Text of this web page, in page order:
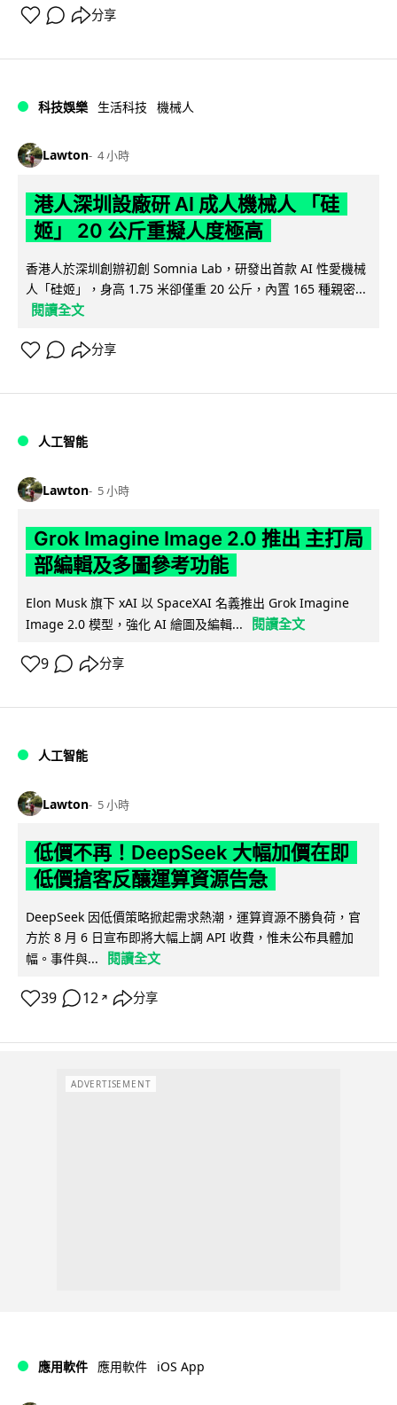
分享
科技娛樂 生活科技 機械人
Lawton 4 小時
港人深圳設廠研 AI 成人機械人 「硅
姬」 20 公斤重擬人度極高
香港人於深圳創辦初創 Somnia Lab，研發出首款 AI 性愛機械
人「硅姬」，身高 1.75 米卻僅重 20 公斤，內置 165 種親密...
閱讀全文
分享
人工智能
Lawton 5 小時
Grok Imagine Image 2.0 推出 主打局
部編輯及多圖參考功能
Elon Musk 旗下 xAI 以 SpaceXAI 名義推出 Grok Imagine
Image 2.0 模型，強化 AI 繪圖及編輯...
閱讀全文
9 分享
人工智能
Lawton 5 小時
低價不再！DeepSeek 大幅加價在即
低價搶客反釀運算資源告急
DeepSeek 因低價策略掀起需求熱潮，運算資源不勝負荷，官
方於 8 月 6 日宣布即將大幅上調 API 收費，惟未公布具體加
幅。事件與...
閱讀全文
39 12 ↗ 分享
ADVERTISEMENT
應用軟件 應用軟件 iOS App